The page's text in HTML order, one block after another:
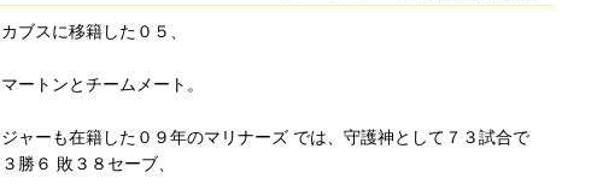
カブスに移籍した０５、
マートンとチームメート。
ジャーも在籍した０９年のマリナーズ では、守護神として７３試合で
３勝６ 敗３８セーブ、